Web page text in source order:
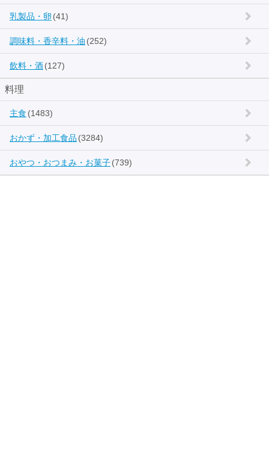
乳製品・卵 (41)
調味料・香辛料・油 (252)
飲料・酒(127)
料理
主食 (1483)
おかず・加工食品 (3284)
おやつ・おつまみ・お菓子(739)